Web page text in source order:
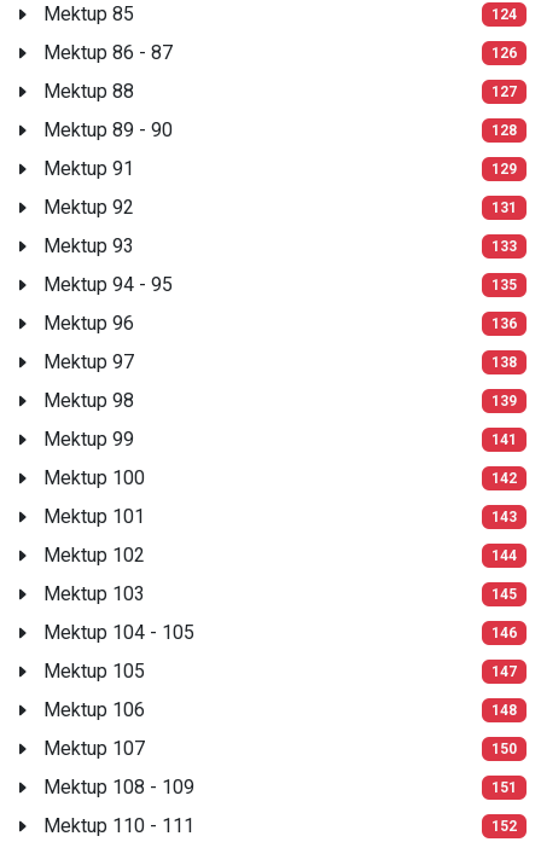
Mektup 85 124
Mektup 86 - 87 126
Mektup 88 127
Mektup 89 - 90 128
Mektup 91 129
Mektup 92 131
Mektup 93 133
Mektup 94 - 95 135
Mektup 96 136
Mektup 97 138
Mektup 98 139
Mektup 99 141
Mektup 100 142
Mektup 101 143
Mektup 102 144
Mektup 103 145
Mektup 104 - 105 146
Mektup 105 147
Mektup 106 148
Mektup 107 150
Mektup 108 - 109 151
Mektup 110 - 111 152